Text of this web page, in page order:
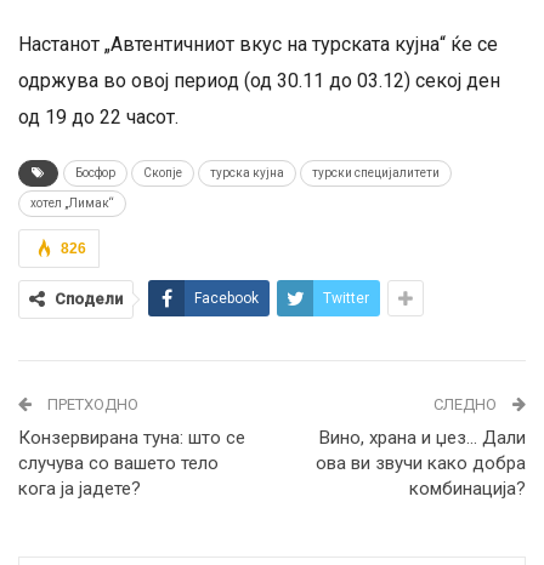
Настанот „Автентичниот вкус на турската кујна“ ќе се
одржува во овој период (од 30.11 до 03.12) секој ден
од 19 до 22 часот.
Босфор Скопје турска кујна турски специјалитети
хотел „Лимак“
826
Сподели Facebook Twitter
ПРЕТХОДНО
Конзервирана туна: што се
случува со вашето тело
кога ја јадете?
СЛЕДНО
Вино, храна и џез… Дали
ова ви звучи како добра
комбинација?